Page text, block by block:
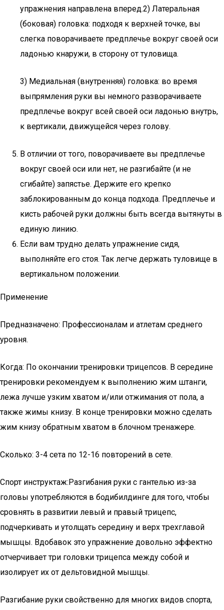
упражнения направлена вперед.2) Латеральная
(боковая) головка: подходя к верхней точке, вы
слегка поворачиваете предплечье вокруг своей оси
ладонью кнаружи, в сторону от туловища.
3) Медиальная (внутренняя) головка: во время
выпрямления руки вы немного разворачиваете
предплечье вокруг всей своей оси ладонью внутрь,
к вертикали, движущейся через голову.
В отличии от того, поворачиваете вы предплечье
вокруг своей оси или нет, не разгибайте (и не
сгибайте) запястье. Держите его крепко
заблокированным до конца подхода. Предплечье и
кисть рабочей руки должны быть всегда вытянуты в
единую линию.
Если вам трудно делать упражнение сидя,
выполняйте его стоя. Так легче держать туловище в
вертикальном положении.
Применение
Предназначено: Профессионалам и атлетам среднего
уровня.
Когда: По окончании тренировки трицепсов. В середине
тренировки рекомендуем к выполнению жим штанги,
лежа лучше узким хватом и/или отжимания от пола, а
также жимы книзу. В конце тренировки можно сделать
жим книзу обратным хватом в блочном тренажере.
Сколько: 3-4 сета по 12-16 повторений в сете.
Спорт инструктаж:Разгибания руки с гантелью из-за
головы употребляются в бодибилдинге для того, чтобы
сровнять в развитии левый и правый трицепс,
подчеркивать и утолщать середину и верх трехглавой
мышцы. Вдобавок это упражнение довольно эффектно
отчерчивает три головки трицепса между собой и
изолирует их от дельтовидной мышцы.
Разгибание руки свойственно для многих видов спорта,